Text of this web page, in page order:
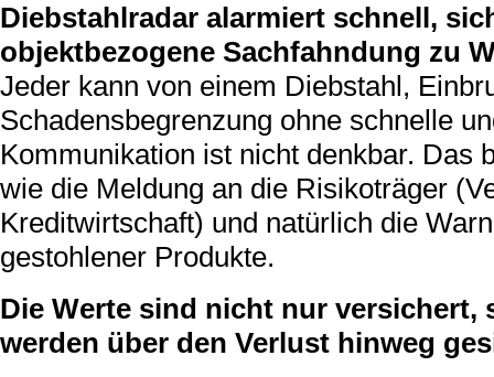
Diebstahlradar alarmiert schnell,
objektbezogene Sachfahndung zu
Jeder kann von einem Diebstahl,
Schadensbegrenzung ohne schnelle
Kommunikation ist nicht denkbar. Das
wie die Meldung an die Risikoträger
Kreditwirtschaft) und natürlich die
gestohlener Produkte.
Die Werte sind nicht nur
werden über den Verlust hinweg